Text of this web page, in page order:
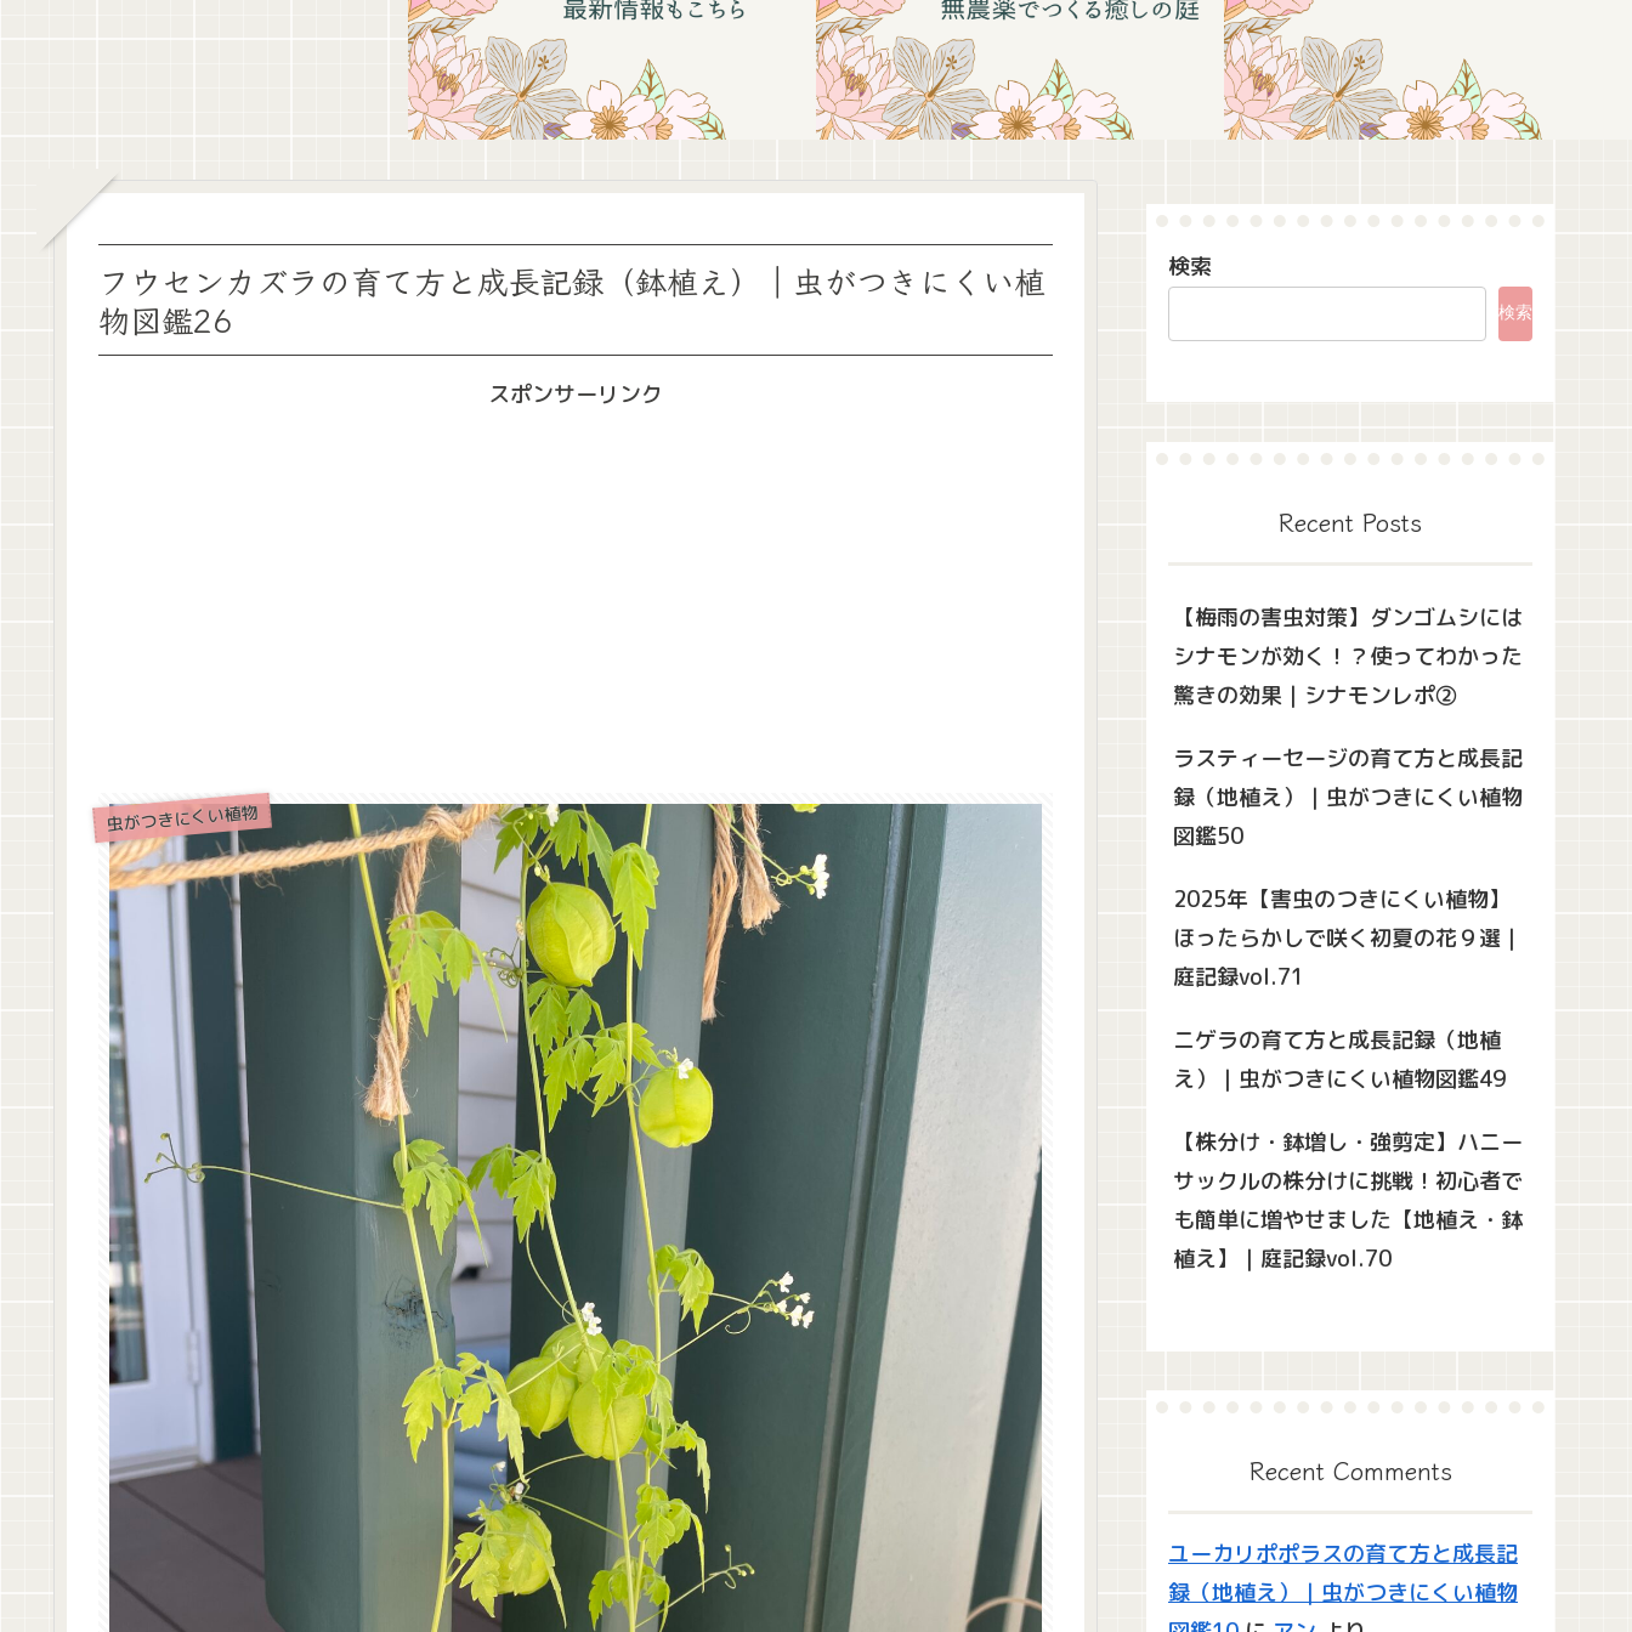
フウセンカズラの育て方と成長記録（鉢植え）｜虫がつきにくい植
物図鑑26
スポンサーリンク
虫がつきにくい植物
検索
検索
Recent Posts
【梅雨の害虫対策】ダンゴムシには
シナモンが効く！？使ってわかった
驚きの効果｜シナモンレポ②
ラスティーセージの育て方と成長記
録（地植え）｜虫がつきにくい植物
図鑑50
2025年【害虫のつきにくい植物】
ほったらかしで咲く初夏の花９選｜
庭記録vol.71
ニゲラの育て方と成長記録（地植
え）｜虫がつきにくい植物図鑑49
【株分け・鉢増し・強剪定】ハニー
サックルの株分けに挑戦！初心者で
も簡単に増やせました【地植え・鉢
植え】｜庭記録vol.70
Recent Comments
ユーカリポポラスの育て方と成長記
録（地植え）｜虫がつきにくい植物